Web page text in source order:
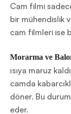
Cam filmi
bir mühendislik
cam filmleri ise
Morarma ve
ısıya maruz
camda
döner. Bu
eder.